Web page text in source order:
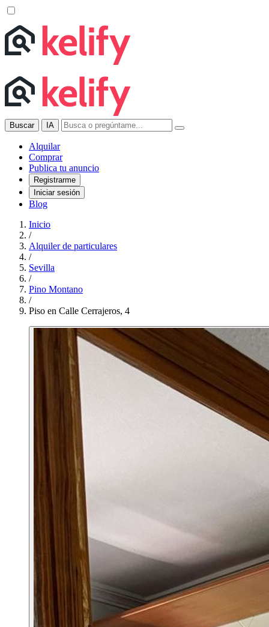
Buscar IA
Alquilar
Comprar
Publica tu anuncio
Registrarme
Iniciar sesión
Blog
Inicio
/
Alquiler de particulares
/
Sevilla
/
Pino Montano
/
Piso en Calle Cerrajeros, 4